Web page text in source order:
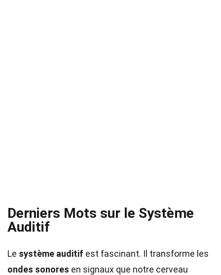
Derniers Mots sur le Système
Auditif
Le système auditif est fascinant. Il transforme les
ondes sonores en signaux que notre cerveau